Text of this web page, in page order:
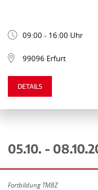
09:00 - 16:00 Uhr
99096 Erfurt
DETAILS
05.10. -
Fortbildung TMBZ